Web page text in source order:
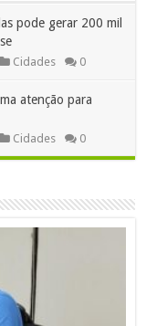
pode gerar 200 mil
Cidades 0
atenção para
Cidades 0